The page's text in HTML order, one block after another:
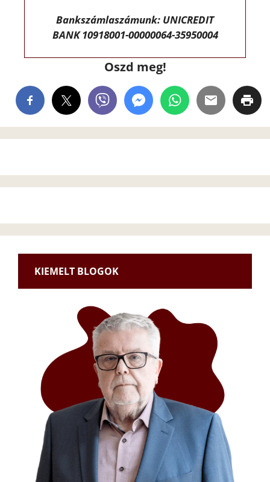
Bankszámlaszámunk: UNICREDIT
BANK 10918001-00000064-35950004
Oszd meg!
KIEMELT BLOGOK